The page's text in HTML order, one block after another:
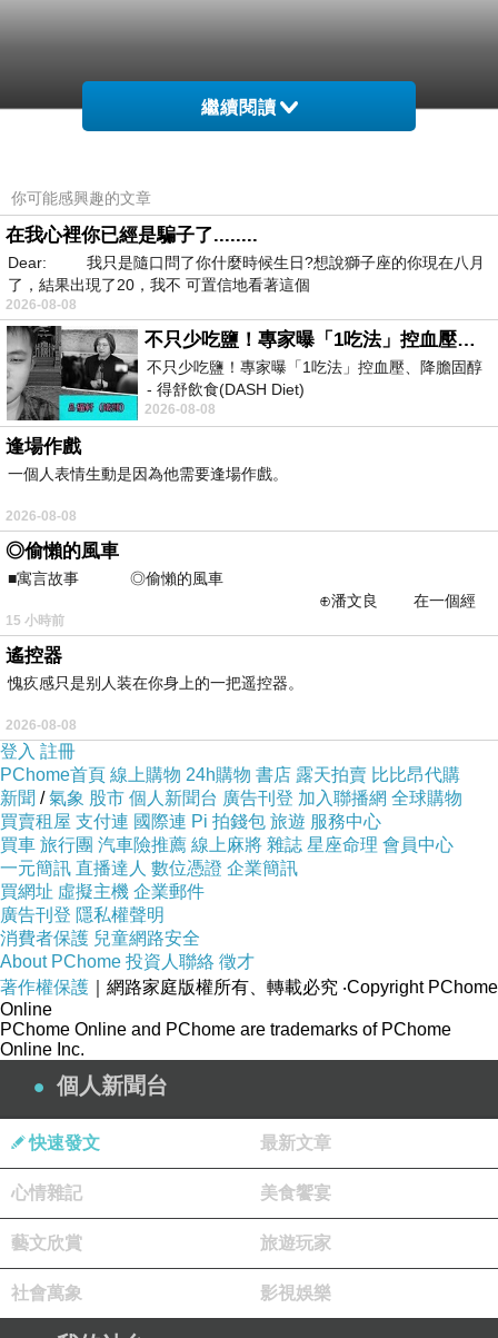
繼續閱讀
你可能感興趣的文章
在我心裡你已經是騙子了........
Dear: 我只是隨口問了你什麼時候生日?想說獅子座的你現在八月
了，結果出現了20，我不 可置信地看著這個
2026-08-08
不只少吃鹽！專家曝「1吃法」控血壓、降膽固醇 - 得舒飲食(DASH Diet)
不只少吃鹽！專家曝「1吃法」控血壓、降膽固醇
- 得舒飲食(DASH Diet)
https://www.facebook.com/dietitiansophia/
2026-08-08
逢場作戲
一個人表情生動是因為他需要逢場作戲。
2026-08-08
◎偷懶的風車
■寓言故事 ◎偷懶的風車
⊕潘文良 在一個經
常颳風的山丘上—&m
15 小時前
遙控器
愧疚感只是别人装在你身上的一把遥控器。
2026-08-08
登入 註冊
PChome首頁 線上購物 24h購物 書店 露天拍賣 比比昂代購
新聞 /氣象 股市 個人新聞台 廣告刊登 加入聯播網 全球購物
買賣租屋 支付連 國際連 Pi 拍錢包 旅遊 服務中心
買車 旅行團 汽車險推薦 線上麻將 雜誌 星座命理 會員中心
一元簡訊 直播達人 數位憑證 企業簡訊
買網址 虛擬主機 企業郵件
廣告刊登 隱私權聲明
消費者保護 兒童網路安全
About PChome 投資人聯絡 徵才
著作權保護 ｜網路家庭版權所有、轉載必究 ‧Copyright PChome
Online
PChome Online and PChome are trademarks of PChome
Online Inc.
個人新聞台
快速發文 最新文章
心情雜記 美食饗宴
藝文欣賞 旅遊玩家
社會萬象 影視娛樂